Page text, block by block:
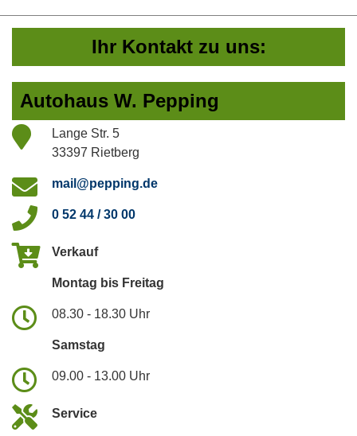
Ihr Kontakt zu uns:
Autohaus W. Pepping
Lange Str. 5
33397 Rietberg
mail@pepping.de
0 52 44 / 30 00
Verkauf
Montag bis Freitag
08.30 - 18.30 Uhr
Samstag
09.00 - 13.00 Uhr
Service